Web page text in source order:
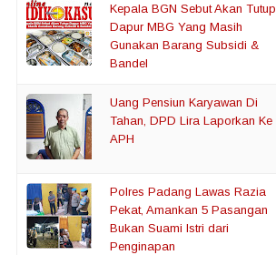
Kepala BGN Sebut Akan Tutup
Dapur MBG Yang Masih
Gunakan Barang Subsidi &
Bandel
Uang Pensiun Karyawan Di
Tahan, DPD Lira Laporkan Ke
APH
Polres Padang Lawas Razia
Pekat, Amankan 5 Pasangan
Bukan Suami Istri dari
Penginapan